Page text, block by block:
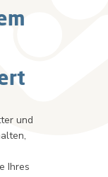
und
Ihres